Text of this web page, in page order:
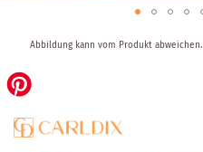
Anfang
der
Bildergalerie
Abbildung kann vom Produkt abweichen.